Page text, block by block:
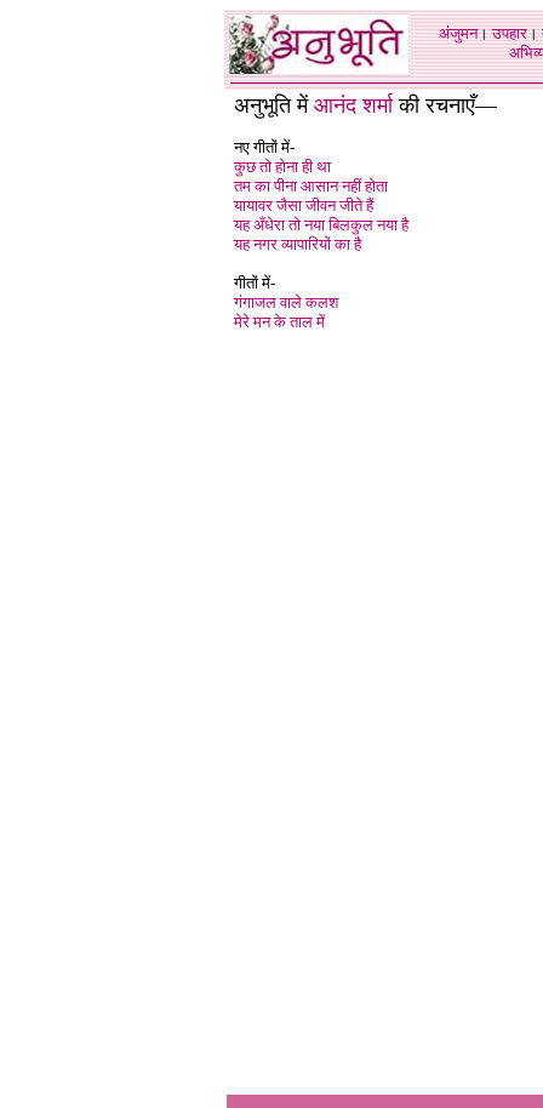
अंजुमन।उपहार।
अनुभूति में आनंद शर्माकी रचनाएँ—
नए गीतों में-
कुछ तो होना ही था
तम का पीना आसान नहीं होता
यायावर जैसा जीवन जीते हैं
यह अँधेरा तो नया बिलकुल नया है
यह नगर व्यापारियों का है
गीतों में-
गंगाजल वाले कलश
मेरे मन के ताल में